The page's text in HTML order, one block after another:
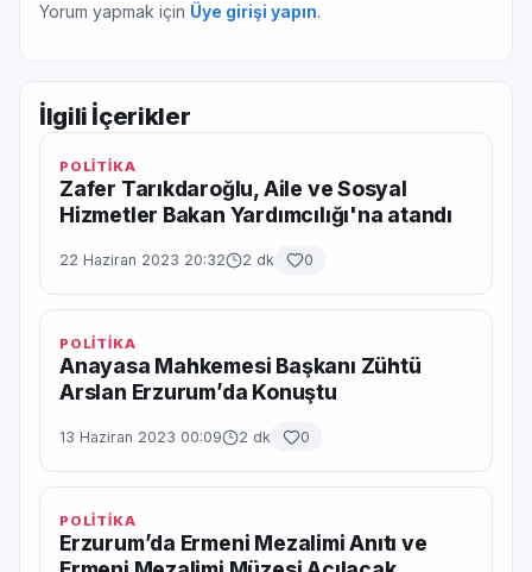
Yorum yapmak için Üye girişi yapın.
İlgili İçerikler
POLİTİKA
Zafer Tarıkdaroğlu, Aile ve Sosyal
Hizmetler Bakan Yardımcılığı'na atandı
22 Haziran 2023 20:32 2 dk 0
POLİTİKA
Anayasa Mahkemesi Başkanı Zühtü
Arslan Erzurum’da Konuştu
13 Haziran 2023 00:09 2 dk 0
POLİTİKA
Erzurum’da Ermeni Mezalimi Anıtı ve